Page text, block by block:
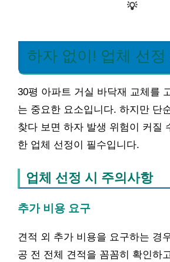
💡
하자 없이! 업체 선정
30평 아파트 거실 바닥재 교체를
는 중요한 요소입니다. 하지만 단
찾다 보면 하자 발생 위험이 커질
한 업체 선정이 필수입니다.
업체 선정 시 주의사항
추가 비용 요구
견적 외 추가 비용을 요구하는 경
공 전 전체 견적을 꼼꼼히 확인하